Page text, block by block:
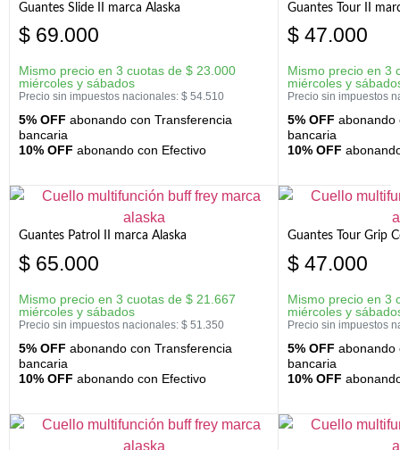
Guantes Slide II marca Alaska
$ 69.000
Mismo precio en 3 cuotas de $ 23.000
miércoles y sábados
Precio sin impuestos nacionales: $ 54.510
5% OFF abonando con Transferencia
bancaria
10% OFF abonando con Efectivo
Guantes Tour II
$ 47.000
Mismo precio en 3
miércoles y
Precio sin impuestos
5% OFF abonando
bancaria
10% OFF
Guantes Patrol II marca Alaska
$ 65.000
Mismo precio en 3 cuotas de $ 21.667
miércoles y sábados
Precio sin impuestos nacionales: $ 51.350
5% OFF abonando con Transferencia
bancaria
10% OFF abonando con Efectivo
Guantes Tour Grip
$ 47.000
Mismo precio en 3
miércoles y
Precio sin impuestos
5% OFF abonando
bancaria
10% OFF